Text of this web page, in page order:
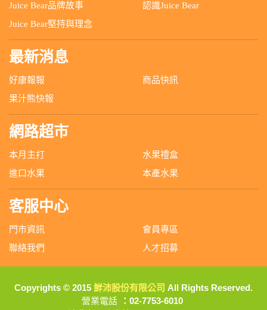
Juice Bear品牌故事
認識Juice Bear
Juice Bear堅持與理念
最新消息
好康報報
商品快訊
果汁熊快報
網路超市
本月主打
水果禮盒
進口水果
本產水果
客服中心
門市資訊
會員專區
聯絡我們
人才招募
Copyrights © 2015 鮮沛股份有限公司 All Rights Reserved.
營業電話
：02-7753-6010